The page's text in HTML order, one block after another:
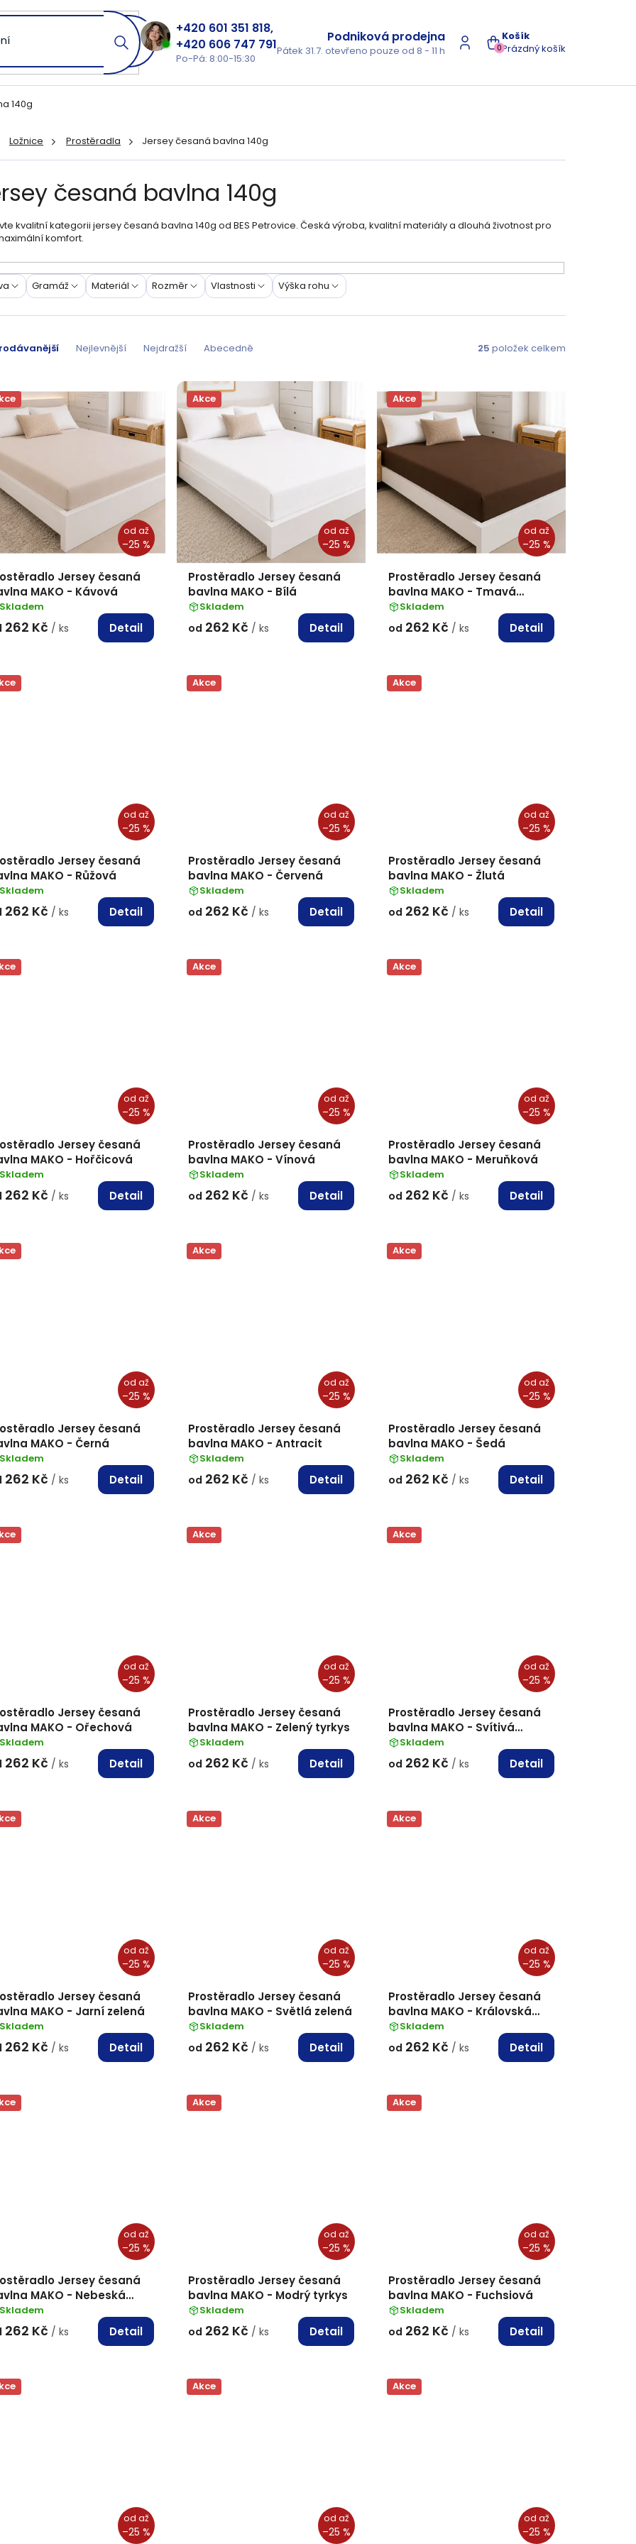
NÁKUPNÍ
Prázdný košík
0
601 351 818
606 747 791
Po-Pá: 8:00-15:30
Podniková prodejna
Pátek 31.7. otevřeno pouze od 8 - 11 h
140g
Ložnice Prostěradla Jersey česaná bavlna 140g
česaná bavlna 140g
kvalitní kategorii jersey česaná bavlna 140g od BES Petrovice. Česká výroba, kvalitní materiály a dlouhá životnost pro
komfort.
Nejlevnější Nejdražší Abecedně 25 položek celkem
Gramáž Materiál Rozměr Vlastnosti Výška rohu
od až
–25 %
Jersey česaná
MAKO - Kávová
Skladem
262 Kč / ks Detail
Akce
od až
–25 %
Prostěradlo Jersey česaná
bavlna MAKO - Bílá
Skladem
od 262 Kč / ks Detail
Akce
od až
–25 %
Prostěradlo Jersey česaná
bavlna MAKO - Tmavá
hnědá
Skladem
od 262 Kč / ks Detail
od až
–25 %
Jersey česaná
MAKO - Růžová
Skladem
262 Kč / ks Detail
Akce
od až
–25 %
Prostěradlo Jersey česaná
bavlna MAKO - Červená
Skladem
od 262 Kč / ks Detail
Akce
od až
–25 %
Prostěradlo Jersey česaná
bavlna MAKO - Žlutá
Skladem
od 262 Kč / ks Detail
od až
–25 %
Jersey česaná
MAKO - Hořčicová
Skladem
262 Kč / ks Detail
Akce
od až
–25 %
Prostěradlo Jersey česaná
bavlna MAKO - Vínová
Skladem
od 262 Kč / ks Detail
Akce
od až
–25 %
Prostěradlo Jersey česaná
bavlna MAKO - Meruňková
Skladem
od 262 Kč / ks Detail
od až
–25 %
Jersey česaná
MAKO - Černá
Skladem
262 Kč / ks Detail
Akce
od až
–25 %
Prostěradlo Jersey česaná
bavlna MAKO - Antracit
Skladem
od 262 Kč / ks Detail
Akce
od až
–25 %
Prostěradlo Jersey česaná
bavlna MAKO - Šedá
Skladem
od 262 Kč / ks Detail
od až
–25 %
Jersey česaná
MAKO - Ořechová
Skladem
262 Kč / ks Detail
Akce
od až
–25 %
Prostěradlo Jersey česaná
bavlna MAKO - Zelený tyrkys
Skladem
od 262 Kč / ks Detail
Akce
od až
–25 %
Prostěradlo Jersey česaná
bavlna MAKO - Svítivá
zelená
Skladem
od 262 Kč / ks Detail
od až
–25 %
Jersey česaná
MAKO - Jarní zelená
Skladem
262 Kč / ks Detail
Akce
od až
–25 %
Prostěradlo Jersey česaná
bavlna MAKO - Světlá zelená
Skladem
od 262 Kč / ks Detail
Akce
od až
–25 %
Prostěradlo Jersey česaná
bavlna MAKO - Královská
modrá
Skladem
od 262 Kč / ks Detail
od až
–25 %
Jersey česaná
MAKO - Nebeská
Skladem
262 Kč / ks Detail
Akce
od až
–25 %
Prostěradlo Jersey česaná
bavlna MAKO - Modrý tyrkys
Skladem
od 262 Kč / ks Detail
Akce
od až
–25 %
Prostěradlo Jersey česaná
bavlna MAKO - Fuchsiová
Skladem
od 262 Kč / ks Detail
od až
–25 %
Akce
od až
–25 %
Akce
od až
–25 %